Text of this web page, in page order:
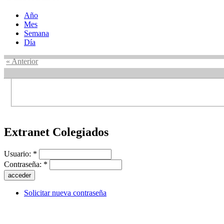
Año
Mes
Semana
Día
« Anterior
Extranet Colegiados
Usuario: *
Contraseña: *
Solicitar nueva contraseña